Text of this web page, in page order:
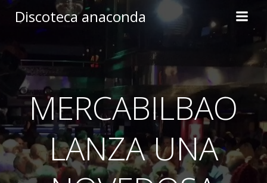
to
Discoteca anaconda
MERCABILBAO
LANZA UNA